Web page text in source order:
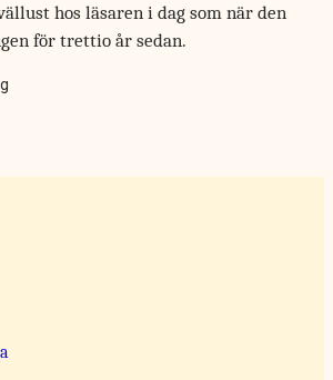
hos läsaren i dag som när den
för trettio år sedan.